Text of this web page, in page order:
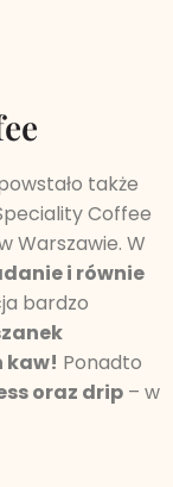
także
Coffee
Warszawie. W
i równie
bardzo
kaw! Ponadto
oraz drip – w